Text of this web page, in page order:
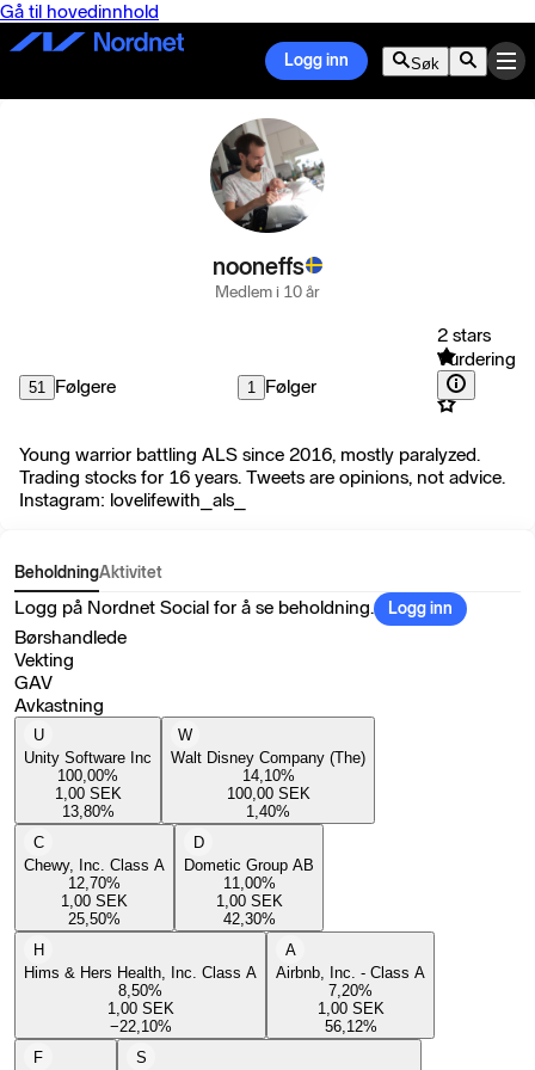
Gå til hovedinnhold
Logg inn Søk
nooneffs
Medlem i 10 år
51 Følgere 1 Følger
2 stars
Vurdering
Young warrior battling ALS since 2016, mostly paralyzed.
Trading stocks for 16 years. Tweets are opinions, not advice.
Instagram: lovelifewith_als_
BeholdningAktivitet
Logg på Nordnet Social for å se beholdning. Logg inn
Børshandlede
Vekting
GAV
Avkastning
U
Unity Software Inc
100,00%
1,00 SEK
13,80%
W
Walt Disney Company (The)
14,10%
100,00 SEK
1,40%
C
Chewy, Inc. Class A
12,70%
1,00 SEK
25,50%
D
Dometic Group AB
11,00%
1,00 SEK
42,30%
H
Hims & Hers Health, Inc. Class A
8,50%
1,00 SEK
−22,10%
A
Airbnb, Inc. - Class A
7,20%
1,00 SEK
56,12%
F
S